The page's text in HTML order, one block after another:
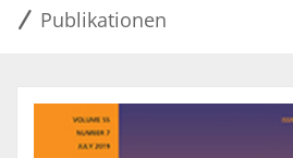
Publikationen